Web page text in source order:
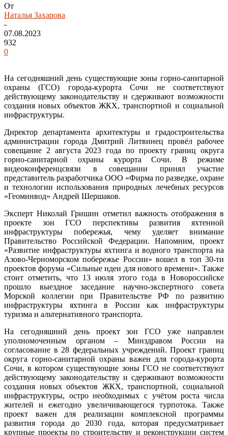
От
Наталья Захарова
-
07.08.2023
932
0
На сегодняшний день существующие зоны горно-санитарной
охраны (ГСО) города-курорта Сочи не соответствуют
действующему законодательству и сдерживают возможности
создания новых объектов ЖКХ, транспортной и социальной
инфраструктуры.
Директор департамента архитектуры и градостроительства
администрации города Дмитрий Литвинец провёл рабочее
совещание 2 августа 2023 года по проекту границ округа
горно-санитарной охраны курорта Сочи. В режиме
видеоконференцсвязи в совещании принял участие
представитель разработчика ООО «Фирма по разведке, охране
и технологии использования природных лечебных ресурсов
«Геоминвод» Андрей Шершаков.
Эксперт Николай Гришин отметил важность отображения в
проекте зон ГСО перспективы развития яхтенной
инфраструктуры побережья, чему уделяет внимание
Правительство Российской Федерации. Напомним, проект
«Развитие инфраструктуры яхтинга и водного транспорта на
Азово-Черноморском побережье России» вошел в топ 30-ти
проектов форума «Сильные идеи для нового времени». Также
стоит отметить, что 13 июля этого года в Новороссийске
прошло выездное заседание научно-экспертного совета
Морской коллегии при Правительстве РФ по развитию
инфраструктуры яхтинга в России как инфраструктуры
туризма и альтернативного транспорта.
На сегодняшний день проект зон ГСО уже направлен
уполномоченным органом – Минздравом России на
согласование в 28 федеральных учреждений. Проект границ
округа горно-санитарной охраны важен для города-курорта
Сочи, в котором существующие зоны ГСО не соответствуют
действующему законодательству и сдерживают возможности
создания новых объектов ЖКХ, транспортной, социальной
инфраструктуры, остро необходимых с учётом роста числа
жителей и ежегодно увеличивающегося турпотока. Также
проект важен для реализации комплексной программы
развития города до 2030 года, которая предусматривает
крупные проекты по строительству и реконструкции систем